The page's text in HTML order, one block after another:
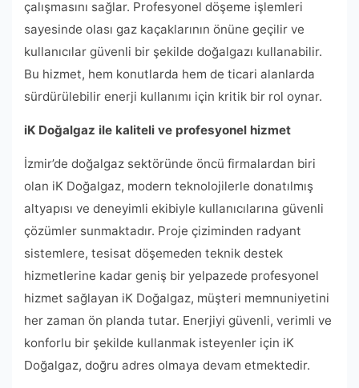
çalışmasını sağlar. Profesyonel döşeme işlemleri
sayesinde olası gaz kaçaklarının önüne geçilir ve
kullanıcılar güvenli bir şekilde doğalgazı kullanabilir.
Bu hizmet, hem konutlarda hem de ticari alanlarda
sürdürülebilir enerji kullanımı için kritik bir rol oynar.
iK Doğalgaz ile kaliteli ve profesyonel hizmet
İzmir’de doğalgaz sektöründe öncü firmalardan biri
olan iK Doğalgaz, modern teknolojilerle donatılmış
altyapısı ve deneyimli ekibiyle kullanıcılarına güvenli
çözümler sunmaktadır. Proje çiziminden radyant
sistemlere, tesisat döşemeden teknik destek
hizmetlerine kadar geniş bir yelpazede profesyonel
hizmet sağlayan iK Doğalgaz, müşteri memnuniyetini
her zaman ön planda tutar. Enerjiyi güvenli, verimli ve
konforlu bir şekilde kullanmak isteyenler için iK
Doğalgaz, doğru adres olmaya devam etmektedir.